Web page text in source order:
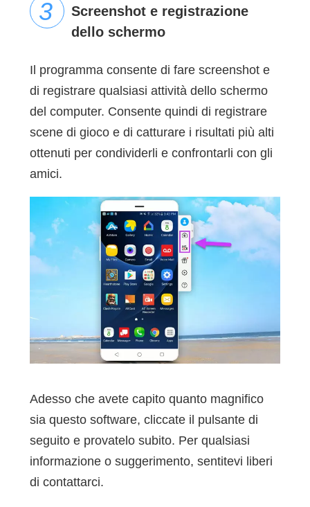
Screenshot e registrazione
dello schermo
Il programma consente di fare screenshot e
di registrare qualsiasi attività dello schermo
del computer. Consente quindi di registrare
scene di gioco e di catturare i risultati più alti
ottenuti per condividerli e confrontarli con gli
amici.
Adesso che avete capito quanto magnifico
sia questo software, cliccate il pulsante di
seguito e provatelo subito. Per qualsiasi
informazione o suggerimento, sentitevi liberi
di contattarci.